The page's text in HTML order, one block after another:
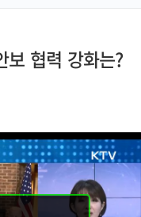
협력 강화는?